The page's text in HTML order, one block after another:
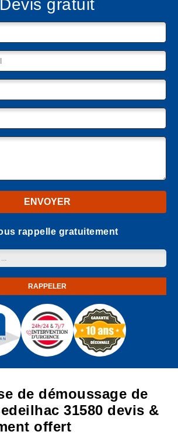
Devis gratuit
rappelle gratuitement
de démoussage de
31580 devis &
offert